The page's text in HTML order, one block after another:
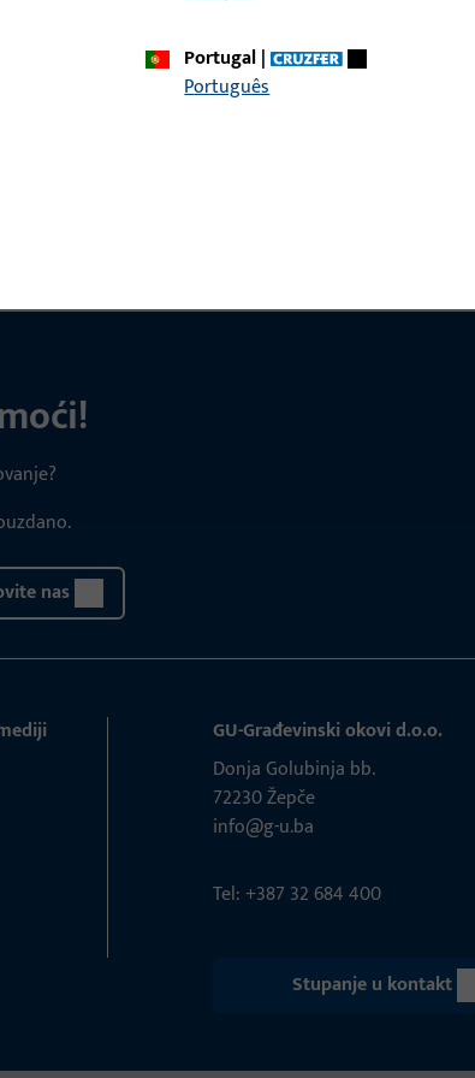
kvake, ukupna širina 9 mm, ukupna visina / dubina 9 mm
nas
Portugal|
Português
GU-Građevinski okovi d.o.o.
Donja Golubinja bb.
72230 Žepče
info@g-u.ba
Tel: +387 32 684 400
Stupanje u kontakt